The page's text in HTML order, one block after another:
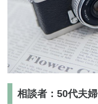
相談者：50代夫婦